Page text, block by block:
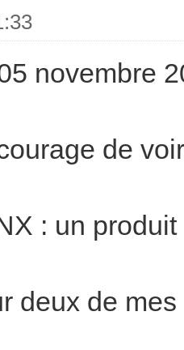
novembre
de
: un
deux de